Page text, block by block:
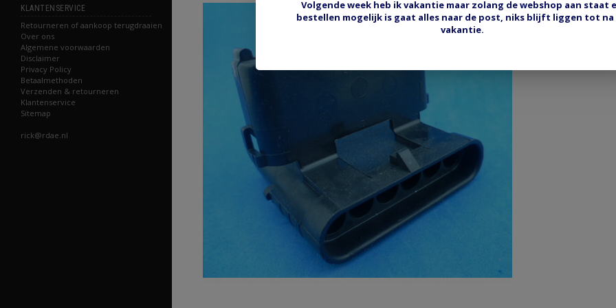
KLANTENSERVICE
Retourneren of aankoop terugdraaien
Over ons
Algemene voorwaarden
Disclaimer
Privacy Policy
Betaalmethoden
Verzenden & retourneren
Klantenservice
Sitemap
rick@rdae.nl
Volgende week heb ik vakantie maar zolang de webshop aan staat
bestellen mogelijk is gaat alles naar de post, niks blijft liggen tot na
vakantie.